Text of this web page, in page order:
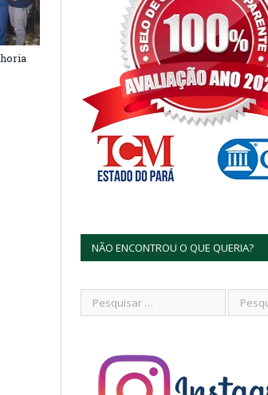
NÃO ENCONTROU O QUE QUERIA?